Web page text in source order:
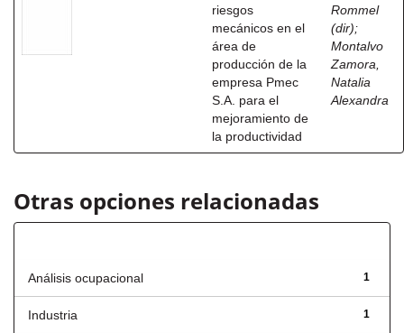
riesgos
mecánicos en el
área de
producción de la
empresa Pmec
S.A. para el
mejoramiento de
la productividad
Rommel
(dir);
Montalvo
Zamora,
Natalia
Alexandra
Otras opciones relacionadas
1
Análisis ocupacional
1
Industria